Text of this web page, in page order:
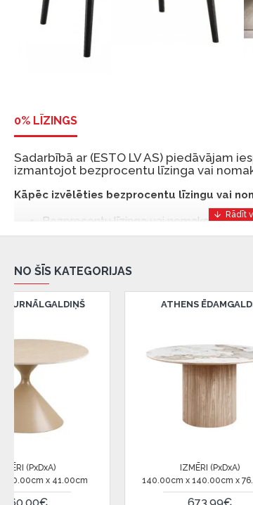
0% LĪZINGS
Sadarbībā ar (ESTO LV AS) piedāvājam
izmantojot bezprocentu līzinga vai
Kāpēc izvēlēties bezprocentu līzingu vai
Bezprocentu līzinga vai nomaksas
risinājums, lai iegādātos vajadzīgās
Ar ESTO iegūstiet bezprocentu līzinga vai
iemaksas un ar nomaksas termiņu līdz 12
Piemērs: Preces cena 300 €, termiņš:
Līzingu un nomaksu varat noformēt arī
Dokumentu prasības:
ESTO LV AS (Dokumentu
eParaksts eID mobile, ESTO konts vai
Līguma nosacījumi:
Līzinga līgumu drīkst parakstīt tikai tā
NO ŠĪS KATEGORIJAS
ATHENS ĒDAMGALDS
IZMĒRI (PxDxA)
210.00cm x 100.00cm x 76.00cm
BONITA
40.00cm x